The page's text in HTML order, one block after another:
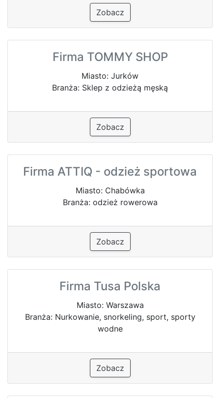
Zobacz
Firma TOMMY SHOP
Miasto: Jurków
Branża: Sklep z odzieżą męską
Zobacz
Firma ATTIQ - odzież sportowa
Miasto: Chabówka
Branża: odzież rowerowa
Zobacz
Firma Tusa Polska
Miasto: Warszawa
Branża: Nurkowanie, snorkeling, sport, sporty
wodne
Zobacz